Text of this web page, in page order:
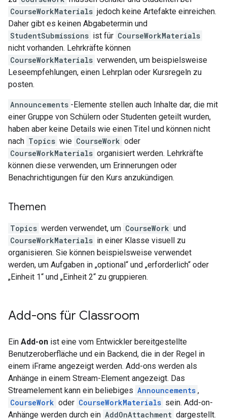
CourseWorkMaterials jedoch keine Artefakte einreichen.
Daher gibt es keinen Abgabetermin und
StudentSubmissions ist für CourseWorkMaterials
nicht vorhanden. Lehrkräfte können
CourseWorkMaterials verwenden, um beispielsweise
Leseempfehlungen, einen Lehrplan oder Kursregeln zu
posten.
Announcements -Elemente stellen auch Inhalte dar, die mit
einer Gruppe von Schülern oder Studenten geteilt wurden,
haben aber keine Details wie einen Titel und können nicht
nach Topics wie CourseWork oder
CourseWorkMaterials organisiert werden. Lehrkräfte
können diese verwenden, um Erinnerungen oder
Benachrichtigungen für den Kurs anzukündigen.
Themen
Topics werden verwendet, um CourseWork und
CourseWorkMaterials in einer Klasse visuell zu
organisieren. Sie können beispielsweise verwendet
werden, um Aufgaben in „optional“ und „erforderlich“ oder
„Einheit 1“ und „Einheit 2“ zu gruppieren.
Add-ons für Classroom
Ein Add-on ist eine vom Entwickler bereitgestellte
Benutzeroberfläche und ein Backend, die in der Regel in
einem iFrame angezeigt werden. Add-ons werden als
Anhänge in einem Stream-Element angezeigt. Das
Streamelement kann ein beliebiges Announcements ,
CourseWork oder CourseWorkMaterials sein. Add-on-
Anhänge werden durch ein AddOnAttachment dargestellt.